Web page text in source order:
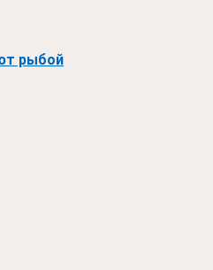
рыбой